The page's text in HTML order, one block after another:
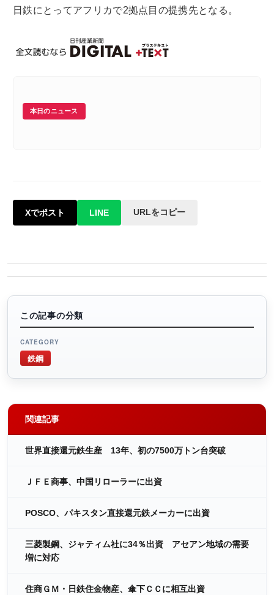
日鉄にとってアフリカで2拠点目の提携先となる。
本日のニュース
Xでポスト LINE URLをコピー
この記事の分類
CATEGORY
鉄鋼
関連記事
世界直接還元鉄生産 13年、初の7500万トン台突破
ＪＦＥ商事、中国リローラーに出資
POSCO、パキスタン直接還元鉄メーカーに出資
三菱製鋼、ジャティム社に34％出資 アセアン地域の需要
増に対応
住商ＧＭ・日鉄住金物産、傘下ＣＣに相互出資